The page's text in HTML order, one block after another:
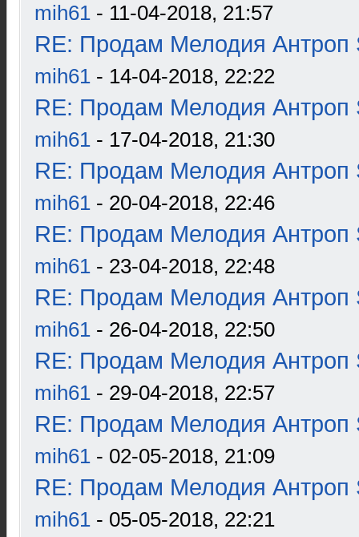
mih61 - 11-04-2018, 21:57
RE: Продам Мелодия Антроп
mih61 - 14-04-2018, 22:22
RE: Продам Мелодия Антроп
mih61 - 17-04-2018, 21:30
RE: Продам Мелодия Антроп
mih61 - 20-04-2018, 22:46
RE: Продам Мелодия Антроп
mih61 - 23-04-2018, 22:48
RE: Продам Мелодия Антроп
mih61 - 26-04-2018, 22:50
RE: Продам Мелодия Антроп
mih61 - 29-04-2018, 22:57
RE: Продам Мелодия Антроп
mih61 - 02-05-2018, 21:09
RE: Продам Мелодия Антроп
mih61 - 05-05-2018, 22:21